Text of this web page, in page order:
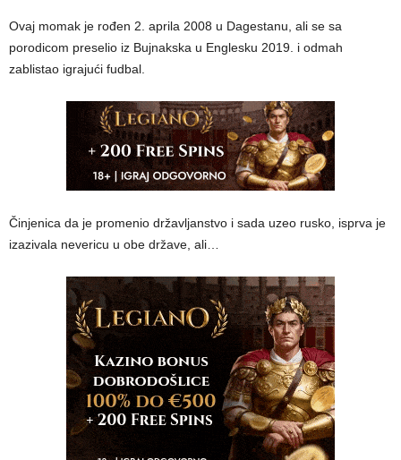
Ovaj momak je rođen 2. aprila 2008 u Dagestanu, ali se sa
porodicom preselio iz Bujnakska u Englesku 2019. i odmah
zablistao igrajući fudbal.
Činjenica da je promenio državljanstvo i sada uzeo rusko, isprva je
izazivala nevericu u obe države, ali…